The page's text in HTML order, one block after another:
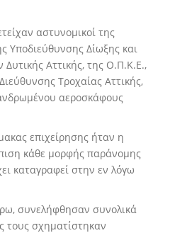
αστυνομικοί της
Υποδιεύθυνσης Δίωξης και
Δυτικής Αττικής, της Ο.Π.Κ.Ε.,
Τροχαίας Αττικής,
αεροσκάφους
επιχείρησης ήταν η
κάθε μορφής παράνομης
καταγραφεί στην εν λόγω
συνελήφθησαν συνολικά
τους σχηματίστηκαν